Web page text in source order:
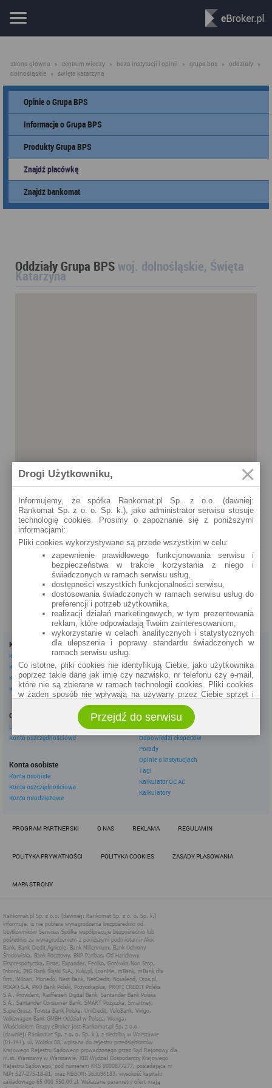
strona główna » centrum wiedzy » baza instytucji i opinii » grupa bps » oddziały »
dolnośląskie » święta katarzyna
Opinie o Grupa BPS
Informacje o Grupa BPS
Produkty Grupa BPS
Znajdź placówkę
Znajdź bankomat
Oddziały Grupa BPS woj. dolnośląskie, Święta
Katarzyna
Święta Katarzyna
STRAŻACKA 12
zobacz na mapie »
Kredyty
Kredyty gotówkowe
Kredyty hipoteczne
Kredyty konsolidacyjne
Kredyty na samochód
Oszczędzanie
Lokaty
Konta oszczędnościowe
Konta osobiste
Konta osobiste
Konta oszczędnościowe
Konta młodzieżowe
Dla firm
Konta firmowe
Leasingi
Inne
eBroker Ekstra
Odpowiedzi ekspertów
Porady
Opinie o instytucjach
Tagi
Kalkulator OC AC
Kalkulatory
PROGRAM PARTNERSKI O NAS REKLAMA REGULAMIN
POLITYKA PRYWATNOŚCI POLITYKA COOKIES ZASADY PLASOWANIA
MAPA STRONY
Drogi Użytkowniku,
Informujemy, że spółka Rankomat.pl Sp. z o.o. (dawniej:
Rankomat Sp. z o. o. Sp. k.), jako administrator serwisu stosuje
technologię cookies. Prosimy o zapoznanie się z poniższymi
informacjami:
Pliki cookies wykorzystywane są przede wszystkim w celu:
zapewnienie prawidłowego funkcjonowania serwisu i
bezpieczeństwa w trakcie korzystania z niego i
świadczonych w ramach serwisu usług,
dostępności wszystkich funkcjonalności serwisu,
dostosowania świadczonych w ramach serwisu usług do
preferencji i potrzeb użytkownika,
realizacji działań marketingowych, w tym prezentowania
reklam, które odpowiadają Twoim zainteresowaniom,
wykorzystanie w celach analitycznych i statystycznych
dla ulepszenia i poprawy standardu świadczonych w
ramach serwisu usług.
Co istotne, pliki cookies nie identyfikują Ciebie, jako użytkownika
poprzez takie dane jak imię czy nazwisko, nr telefonu czy e-mail,
które nie są zbierane w ramach technologii cookies. Pliki cookies
w żaden sposób nie wpływają na używany przez Ciebie sprzęt i
Zakres wykorzystywania plików cookies możliwy jest do
określenia w ustawieniach przeglądarki każdego użytkownika. Bez
wprowadzenia zmian ustawień, informacje w plikach cookies mogą
być zapisywane w pamięci Twojego urządzenia.
Administratorem danych pozyskiwanych w technologii cookies jest
spółka Rankomat.pl Sp. z o.o. (dawniej: Rankomat Sp. z o. o. Sp.
k.) z siedzibą w Warszawie, ul. Wolska 88, 01 - 141 Warszawa.
Możesz jako użytkownik w każdym czasie skontaktować się z
administratorem pod adresem bok@ebroker.pl, jak również wyrazić
obowiązującym prawem (zgodnie z tzw. RODO) w ramach tzw.
dostosowanie usług, świadczonych w ramach serwisu do potrzeb
Polityka Cookies serwisów
internetowych spółki Rankomat.pl Sp. z
o.o. (dawniej: Rankomat Sp. z o. o. Sp.
k.)
Rankomat.pl Sp. z o.o. (dawniej: Rankomat Sp. z o. o. Sp. k.), z
siedzibą w Warszawie (01-141), ul. Wolska 88, wpisana do rejestru
przedsiębiorców Krajowego Rejestru Sądowego prowadzonego
przez Sąd Rejonowy dla m.st. Warszawy w Warszawie, XIII
Wydział Gospodarczy Krajowego Rejestru Sądowego, pod
numerem KRS 0000877277, posiadająca nr NIP: 527-275-18-81,
oraz REGON: 363096183, zwana dalej "Rankomat" wykorzystuje
na swoich stronach internetowych technologię "cookies".
Zasady wykorzystania informacji dostarczonych przez
użytkownika w ramach technologii cookies w trakcie korzystania
ze stron internetowych i Rankomat określa niniejszy dokument.
Przejdź do serwisu